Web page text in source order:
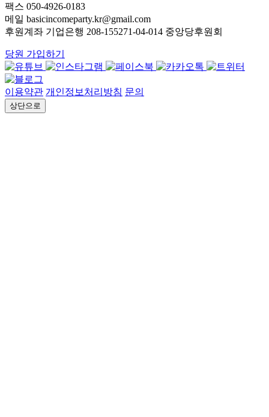
팩스 050-4926-0183
메일 basicincomeparty.kr@gmail.com
후원계좌 기업은행 208-155271-04-014 중앙당후원회
당원 가입하기
이용약관 개인정보처리방침 문의
상단으로